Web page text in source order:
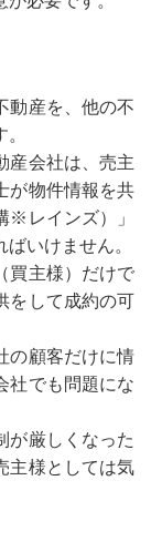
動産を、他の不
産会社は、売主
が物件情報を共
※レインズ）」
いけません。
買主様）だけで
をして成約の可
の顧客だけに情
社でも問題にな
が厳しくなった
主様としては気